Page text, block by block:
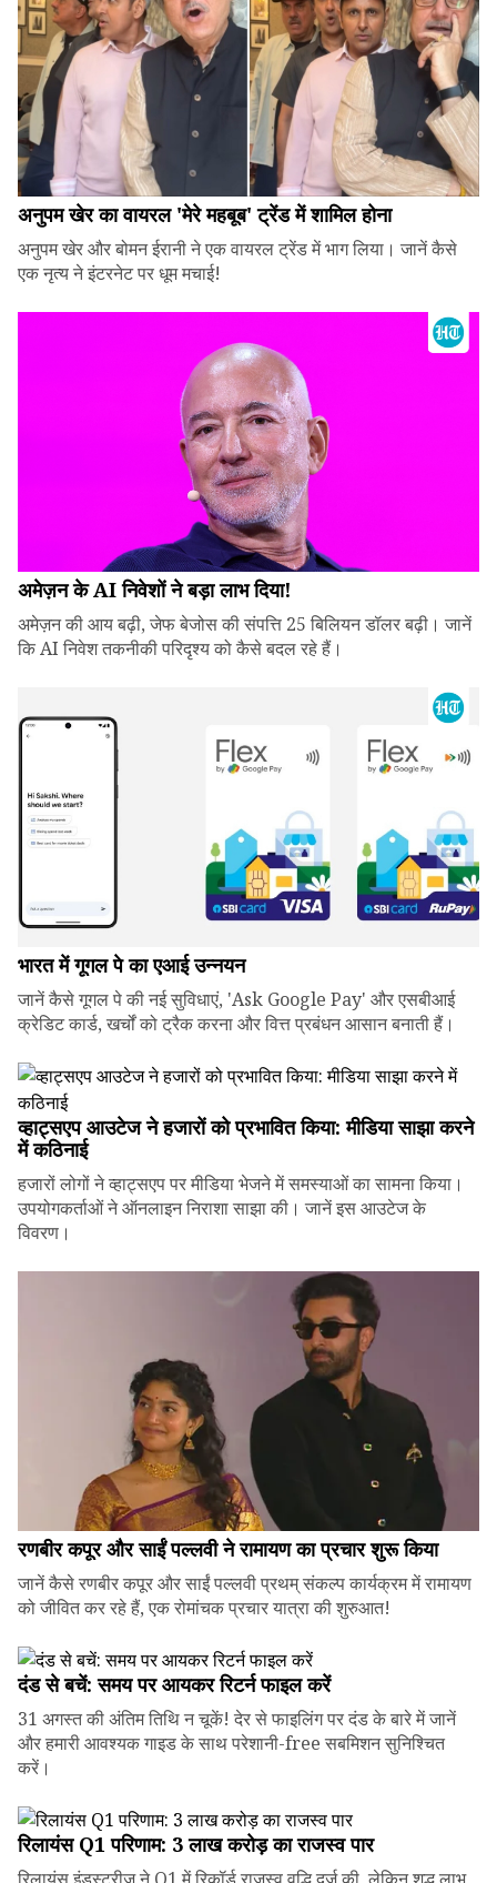
अनुपम खेर का वायरल 'मेरे महबूब' ट्रेंड में शामिल होना
अनुपम खेर और बोमन ईरानी ने एक वायरल ट्रेंड में भाग लिया। जानें कैसे
एक नृत्य ने इंटरनेट पर धूम मचाई!
अमेज़न के AI निवेशों ने बड़ा लाभ दिया!
अमेज़न की आय बढ़ी, जेफ बेजोस की संपत्ति 25 बिलियन डॉलर बढ़ी। जानें
कि AI निवेश तकनीकी परिदृश्य को कैसे बदल रहे हैं।
भारत में गूगल पे का एआई उन्नयन
जानें कैसे गूगल पे की नई सुविधाएं, 'Ask Google Pay' और एसबीआई
क्रेडिट कार्ड, खर्चों को ट्रैक करना और वित्त प्रबंधन आसान बनाती हैं।
व्हाट्सएप आउटेज ने हजारों को प्रभावित किया: मीडिया साझा करने
में कठिनाई
हजारों लोगों ने व्हाट्सएप पर मीडिया भेजने में समस्याओं का सामना किया।
उपयोगकर्ताओं ने ऑनलाइन निराशा साझा की। जानें इस आउटेज के
विवरण।
रणबीर कपूर और साईं पल्लवी ने रामायण का प्रचार शुरू किया
जानें कैसे रणबीर कपूर और साईं पल्लवी प्रथम् संकल्प कार्यक्रम में रामायण
को जीवित कर रहे हैं, एक रोमांचक प्रचार यात्रा की शुरुआत!
दंड से बचें: समय पर आयकर रिटर्न फाइल करें
31 अगस्त की अंतिम तिथि न चूकें! देर से फाइलिंग पर दंड के बारे में जानें
और हमारी आवश्यक गाइड के साथ परेशानी-free सबमिशन सुनिश्चित
करें।
रिलायंस Q1 परिणाम: ₹3 लाख करोड़ का राजस्व पार